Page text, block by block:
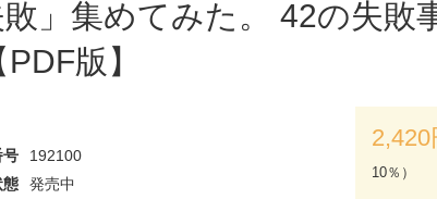
」集めてみた。 42の失敗
版】
号
192100
態
発売中
2,420
10％）